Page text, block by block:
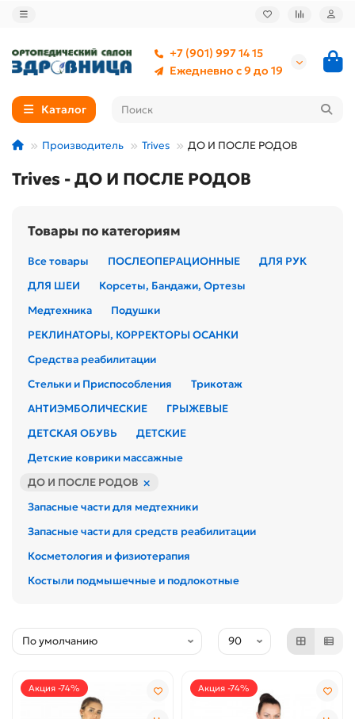
+7 (901) 997 14 15
Ежедневно с 9 до 19
Каталог
Производитель Trives ДО И ПОСЛЕ РОДОВ
Trives - ДО И ПОСЛЕ РОДОВ
Товары по категориям
Все товары ПОСЛЕОПЕРАЦИОННЫЕ
ДЛЯ РУК
ДЛЯ ШЕИ
Корсеты, Бандажи, Ортезы
Медтехника
Подушки
РЕКЛИНАТОРЫ, КОРРЕКТОРЫ ОСАНКИ
Средства реабилитации
Стельки и Приспособления
Трикотаж
АНТИЭМБОЛИЧЕСКИЕ
ГРЫЖЕВЫЕ
ДЕТСКАЯ ОБУВЬ
ДЕТСКИЕ
Детские коврики массажные
ДО И ПОСЛЕ РОДОВ ×
Запасные части для медтехники
Запасные части для средств реабилитации
Косметология и физиотерапия
Костыли подмышечные и подлокотные
Акция -74% Акция -74%